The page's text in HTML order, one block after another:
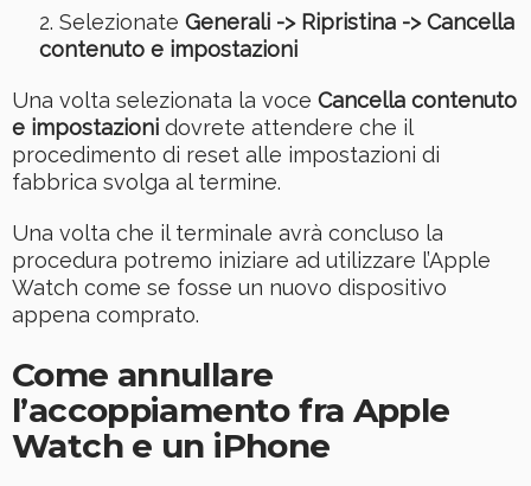
Selezionate Generali -> Ripristina -> Cancella
contenuto e impostazioni
Una volta selezionata la voce Cancella contenuto
e impostazioni dovrete attendere che il
procedimento di reset alle impostazioni di
fabbrica svolga al termine.
Una volta che il terminale avrà concluso la
procedura potremo iniziare ad utilizzare l’Apple
Watch come se fosse un nuovo dispositivo
appena comprato.
Come annullare
l’accoppiamento fra Apple
Watch e un iPhone